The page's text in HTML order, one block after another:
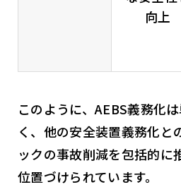
向上
このように、AEBS義務化
く、他の安全装置義務化と
ックの事故削減を包括的に
位置づけられています。